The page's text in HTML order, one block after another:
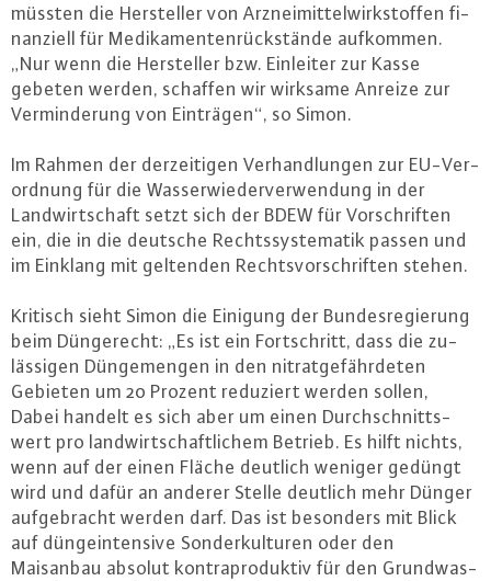
müssten die Her­stel­ler von Arz­nei­mit­tel­wirk­stof­fen fi­
nan­zi­ell für Me­di­ka­men­ten­rück­stän­de aufkommen.
„Nur wenn die Her­stel­ler bzw. Einleiter zur Kasse
gebeten werden, schaffen wir wirksame Anreize zur
Ver­min­de­rung von Einträgen“, so Simon.
Im Rahmen der der­zei­ti­gen Ver­hand­lun­gen zur EU-Ver­
ord­nung für die Was­ser­wie­der­ver­wen­dung in der
Land­wirt­schaft setzt sich der BDEW für Vor­schrif­ten
ein, die in die deutsche Rechts­sys­te­ma­tik passen und
im Einklang mit geltenden Rechts­vor­schrif­ten stehen.
Kritisch sieht Simon die Einigung der Bun­des­re­gie­rung
beim Dün­ge­recht: „Es ist ein Fort­schritt, dass die zu­
läs­si­gen Dün­ge­men­gen in den ni­trat­ge­fähr­de­ten
Gebieten um 20 Prozent reduziert werden sollen,
Dabei handelt es sich aber um einen Durch­schnitts­
wert pro land­wirt­schaft­li­chem Betrieb. Es hilft nichts,
wenn auf der einen Fläche deutlich weniger gedüngt
wird und dafür an anderer Stelle deutlich mehr Dünger
auf­ge­bracht werden darf. Das ist besonders mit Blick
auf düng­ein­ten­si­ve Son­der­kul­tu­ren oder den
Maisanbau absolut kon­tra­pro­duk­tiv für den Grund­was­